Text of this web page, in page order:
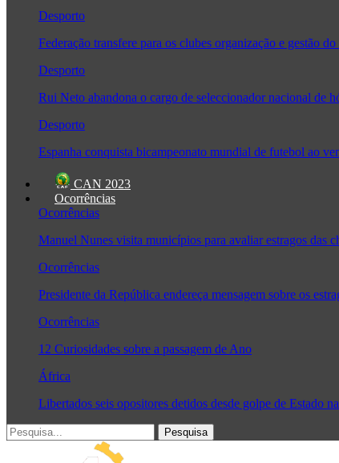
Desporto
Federação transfere para os clubes organização e gestão
Desporto
Rui Neto abandona o cargo de seleccionador nacional de
Desporto
Espanha conquista bicampeonato mundial de futebol ao
CAN 2023
Ocorrências
Ocorrências
Manuel Nunes visita municípios para avaliar estragos das
Ocorrências
Presidente da República endereça mensagem sobre os
Ocorrências
12 Curiosidades sobre a passagem de Ano
África
Libertados seis opositores detidos desde golpe de Estado